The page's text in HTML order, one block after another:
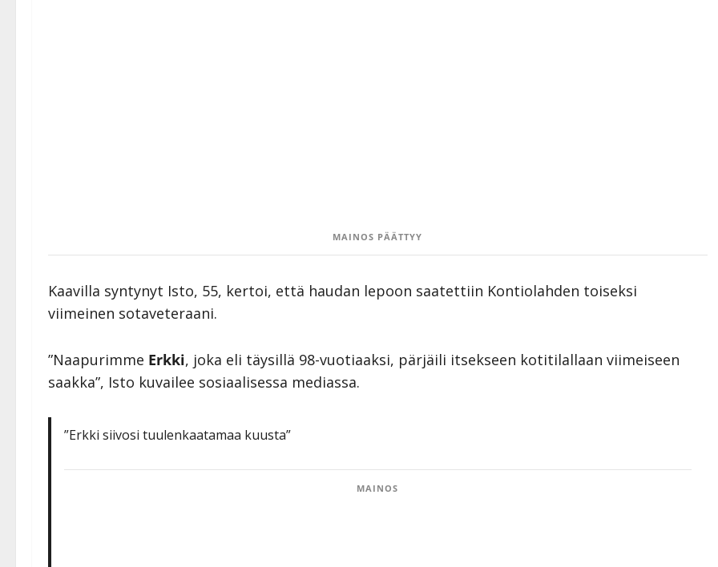
MAINOS PÄÄTTYY
Kaavilla syntynyt Isto, 55, kertoi, että haudan lepoon saatettiin Kontiolahden toiseksi
viimeinen sotaveteraani.
”Naapurimme Erkki, joka eli täysillä 98-vuotiaaksi, pärjäili itsekseen kotitilallaan viimeiseen
saakka”, Isto kuvailee sosiaalisessa mediassa.
”Erkki siivosi tuulenkaatamaa kuusta”
MAINOS